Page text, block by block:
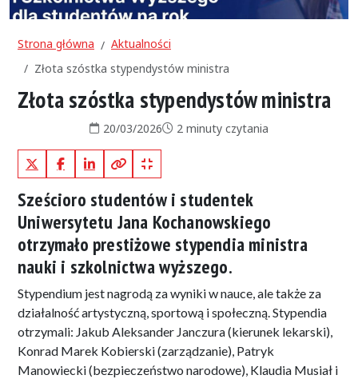
Strona główna
Aktualności
Złota szóstka stypendystów ministra
Złota szóstka stypendystów ministra
Data publikacji:
20/03/2026Czas czytania:
2 minuty czytania
X (Twitter)FacebookLinkedInKopiuj pełny link
Kopiuj krótki link
Sześcioro studentów i studentek
Uniwersytetu Jana Kochanowskiego
otrzymało prestiżowe stypendia ministra
nauki i szkolnictwa wyższego.
Stypendium jest nagrodą za wyniki w nauce, ale także za
działalność artystyczną, sportową i społeczną. Stypendia
otrzymali: Jakub Aleksander Janczura (kierunek lekarski),
Konrad Marek Kobierski (zarządzanie), Patryk
Manowiecki (bezpieczeństwo narodowe), Klaudia Musiał i